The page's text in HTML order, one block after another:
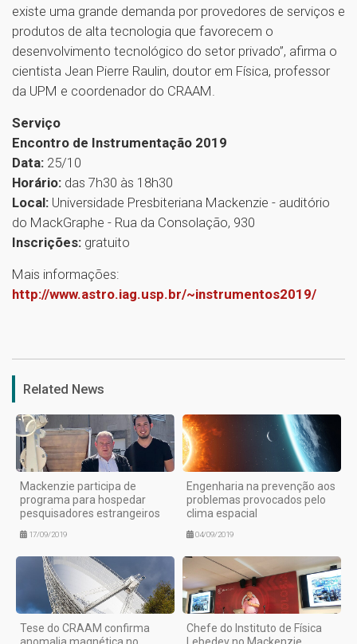
existe uma grande demanda por provedores de serviços e
produtos de alta tecnologia que favorecem o
desenvolvimento tecnológico do setor privado”, afirma o
cientista Jean Pierre Raulin, doutor em Física, professor
da UPM e coordenador do CRAAM.
Serviço
Encontro de Instrumentação 2019
Data: 25/10
Horário: das 7h30 às 18h30
Local: Universidade Presbiteriana Mackenzie - auditório
do MackGraphe - Rua da Consolação, 930
Inscrições: gratuito
Mais informações:
http://www.astro.iag.usp.br/~instrumentos2019/
Related News
Mackenzie participa de
programa para hospedar
pesquisadores estrangeiros
17/09/2019
Engenharia na prevenção aos
problemas provocados pelo
clima espacial
04/09/2019
Tese do CRAAM confirma
Chefe do Instituto de Física